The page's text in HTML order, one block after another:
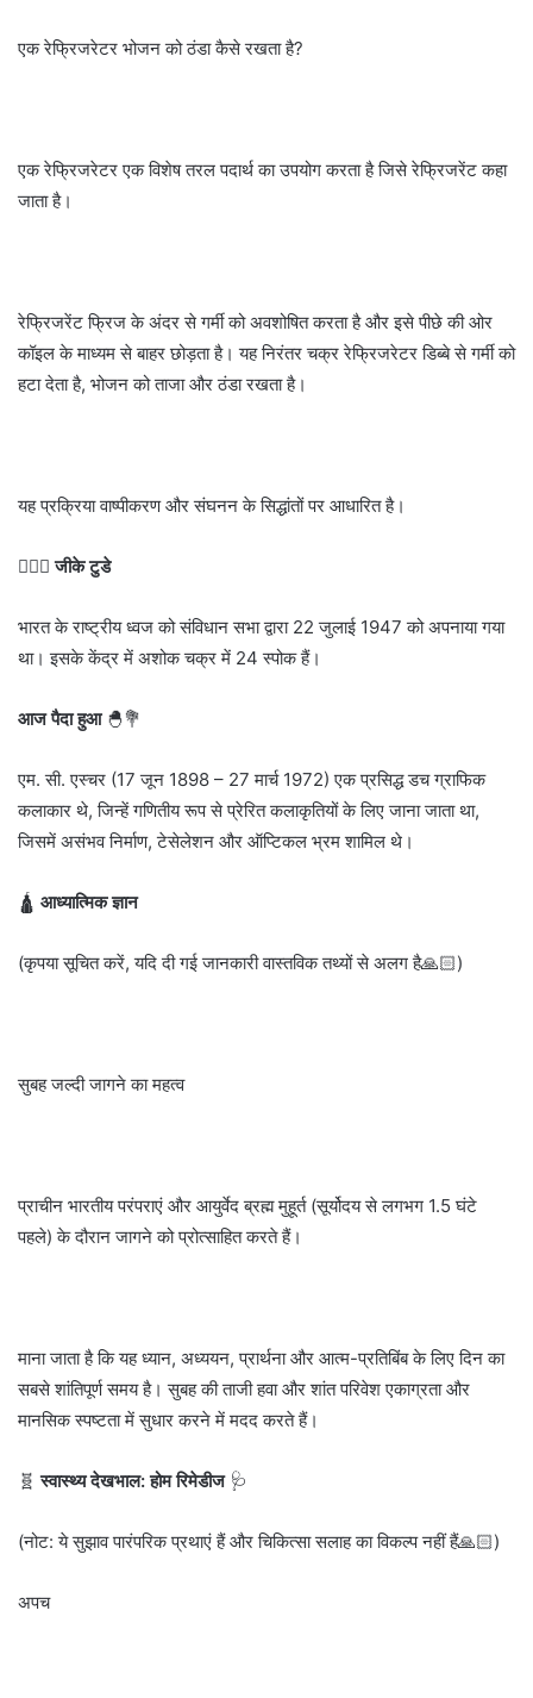
एक रेफ्रिजरेटर भोजन को ठंडा कैसे रखता है?
एक रेफ्रिजरेटर एक विशेष तरल पदार्थ का उपयोग करता है जिसे रेफ्रिजरेंट कहा
जाता है।
रेफ्रिजरेंट फ्रिज के अंदर से गर्मी को अवशोषित करता है और इसे पीछे की ओर
कॉइल के माध्यम से बाहर छोड़ता है। यह निरंतर चक्र रेफ्रिजरेटर डिब्बे से गर्मी को
हटा देता है, भोजन को ताजा और ठंडा रखता है।
यह प्रक्रिया वाष्पीकरण और संघनन के सिद्धांतों पर आधारित है।
💁🏻‍♂️जीके टुडे
भारत के राष्ट्रीय ध्वज को संविधान सभा द्वारा 22 जुलाई 1947 को अपनाया गया
था। इसके केंद्र में अशोक चक्र में 24 स्पोक हैं।
आज पैदा हुआ🐣💐
एम. सी. एस्चर (17 जून 1898 – 27 मार्च 1972) एक प्रसिद्ध डच ग्राफिक
कलाकार थे, जिन्हें गणितीय रूप से प्रेरित कलाकृतियों के लिए जाना जाता था,
जिसमें असंभव निर्माण, टेसेलेशन और ऑप्टिकल भ्रम शामिल थे।
🛕 आध्यात्मिक ज्ञान
(कृपया सूचित करें, यदि दी गई जानकारी वास्तविक तथ्यों से अलग है🙏🏻)
सुबह जल्दी जागने का महत्व
प्राचीन भारतीय परंपराएं और आयुर्वेद ब्रह्म मुहूर्त (सूर्योदय से लगभग 1.5 घंटे
पहले) के दौरान जागने को प्रोत्साहित करते हैं।
माना जाता है कि यह ध्यान, अध्ययन, प्रार्थना और आत्म-प्रतिबिंब के लिए दिन का
सबसे शांतिपूर्ण समय है। सुबह की ताजी हवा और शांत परिवेश एकाग्रता और
मानसिक स्पष्टता में सुधार करने में मदद करते हैं।
🧬स्वास्थ्य देखभाल: होम रिमेडीज🩺
(नोट: ये सुझाव पारंपरिक प्रथाएं हैं और चिकित्सा सलाह का विकल्प नहीं हैं🙏🏻)
अपच